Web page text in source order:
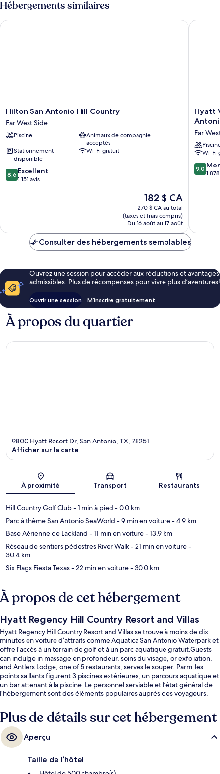
(Hill
Country,
Country,
Floor)
Hébergements similaires
Hilton
San
Antonio
Hill
Far
West
Side
Hilton San Antonio Hill Country
Far West Side
Piscine
Animaux de compagnie
acceptés
Stationnement
disponible
Wi-Fi gratuit
8.6
sur
8,6 Excellent
1 151 avis
Le
prix
est
de
182 $ CA
182 $ CA
270 $ CA au total
(taxes et frais compris)
Du 16 août au 17 août
Hilton San Antonio Hill Country
Hyatt
Vacation
at
Wild
Oak
Ranch,
San
Hyatt
Far
Wi-Fi
9.0
sur
9,0
1
Hyatt
Consulter des hébergements semblables
Ouvrez une session pour accéder aux réductions et avantages
admissibles. Plus de récompenses pour vivre plus d’aventures!
Ouvrir une session M’inscrire gratuitement
À propos du quartier
Carte
9800 Hyatt Resort Dr, San Antonio, TX, 78251
Afficher sur la carte
À proximité Transport Restaurants
Hill Country Golf Club- 1 min à pied - 0.0 km
Parc à thème San Antonio SeaWorld - 9 min en voiture- 4.9 km
Base Aérienne de Lackland - 11 min en voiture- 13.9 km
Réseau de sentiers pédestres River Walk- 21 min en voiture-
30.4 km
Six Flags Fiesta Texas- 22 min en voiture- 30.0 km
À propos de cet hébergement
Hyatt Regency Hill Country Resort and Villas
Hyatt Regency Hill Country Resort and Villas se trouve à moins de dix
minutes en voiture d’attraits comme Aquatica San Antonio Waterpark et
offre l’accès à un terrain de golf et à un parc aquatique gratuit.Guests
can indulge in massage en profondeur, soins du visage, or exfoliation,
and Antlers Lodge, one of 5 restaurants, serves le souper. Parmi les
points saillants figurent 3 piscines extérieures, un parcours aquatique et
un bar attenant à la piscine. Le personnel serviable et l’état général de
l’hébergement sont des éléments populaires auprès des voyageurs.
Plus de détails sur cet hébergement
Aperçu
Taille de l’hôtel